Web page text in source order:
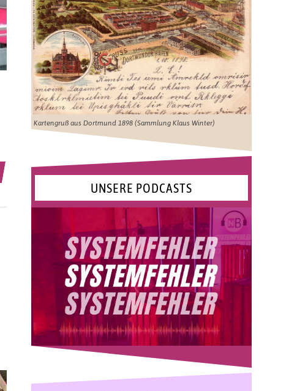
Kartengruß aus Dortmund 1898 (Sammlung Klaus Winter)
UNSERE PODCASTS